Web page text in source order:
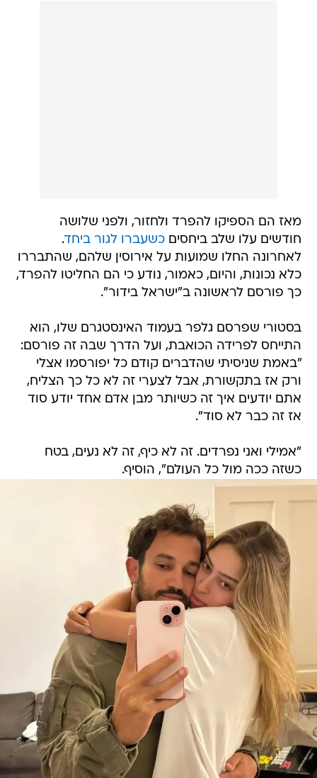
מאז הם הספיקו להפרד ולחזור, ולפני שלושה
חודשים עלו שלב ביחסיםכשעברו לגור ביחד.
לאחרונה החלו שמועות על אירוסין שלהם, שהתבררו
כלא נכונות, והיום, כאמור, נודע כי הם החליטו להפרד,
כך פורסם לראשונה ב"ישראל בידור".
בסטורי שפרסם גלפר בעמוד האינסטגרם שלו, הוא
התייחס לפרידה הכואבת, ועל הדרך שבה זה פורסם:
"באמת שניסיתי שהדברים קודם כל יפורסמו אצלי
ורק אז בתקשורת, אבל לצערי זה לא כל כך הצליח,
אתם יודעים איך זה כשיותר מבן אדם אחד יודע סוד
אז זה כבר לא סוד".
"אמילי ואני נפרדים. זה לא כיף, זה לא נעים, בטח
כשזה ככה מול כל העולם", הוסיף.